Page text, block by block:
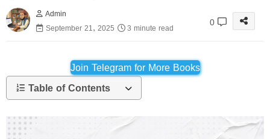
Admin
September 21, 2025
3 minute read 0
Join Telegram for More Books
Table of Contents